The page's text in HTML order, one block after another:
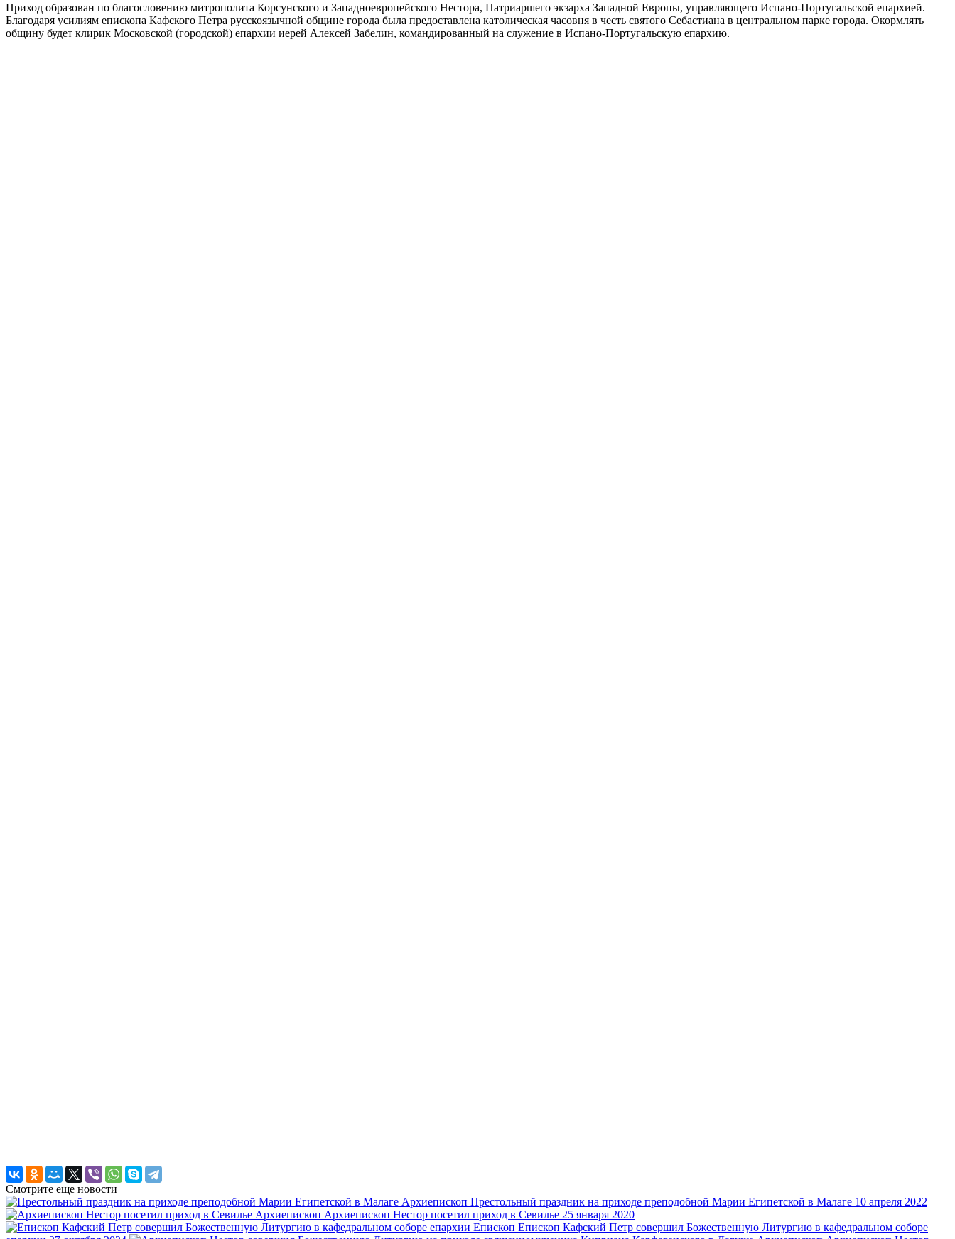
Приход образован по благословению митрополита Корсунского и Западноевропейского Нестора, Патриаршего экзарха Западной Европы, управляющего Испано-Португальской епархией.
Благодаря усилиям епископа Кафского Петра русскоязычной общине города была предоставлена католическая часовня в честь святого Себастиана в центральном парке города. Окормлять
общину будет клирик Московской (городской) епархии иерей Алексей Забелин, командированный на служение в Испано-Португальскую епархию.
Смотрите еще новости
Архиепископ Престольный праздник на приходе преподобной Марии Египетской в Малаге 10 апреля 2022
Архиепископ Архиепископ Нестор посетил приход в Севилье 25 января 2020
Епископ Епископ Кафский Петр совершил Божественную Литургию в кафедральном соборе